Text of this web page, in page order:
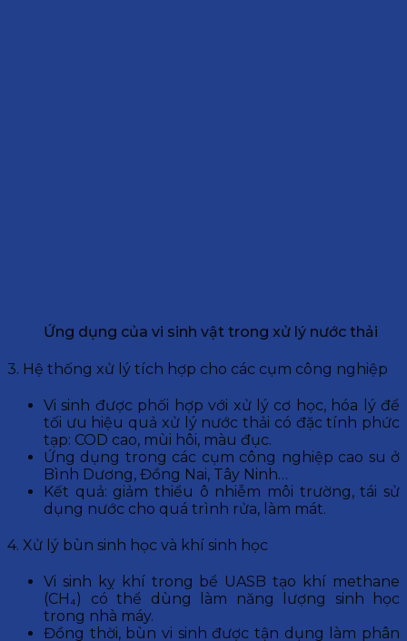
Ứng dụng của vi sinh vật trong xử lý nước thải
3. Hệ thống xử lý tích hợp cho các cụm công nghiệp
Vi sinh được phối hợp với xử lý cơ học, hóa lý để
tối ưu hiệu quả xử lý nước thải có đặc tính phức
tạp: COD cao, mùi hôi, màu đục.
Ứng dụng trong các cụm công nghiệp cao su ở
Bình Dương, Đồng Nai, Tây Ninh…
Kết quả: giảm thiểu ô nhiễm môi trường, tái sử
dụng nước cho quá trình rửa, làm mát.
4. Xử lý bùn sinh học và khí sinh học
Vi sinh kỵ khí trong bể UASB tạo khí methane
(CH₄) có thể dùng làm năng lượng sinh học
trong nhà máy.
Đồng thời, bùn vi sinh được tận dụng làm phân